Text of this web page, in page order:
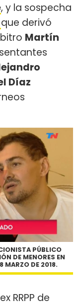
, y la sospecha
que derivó
Martín
Díaz
PÚBLICO
DE MENORES EN
MARZO DE 2018.
RRPP de